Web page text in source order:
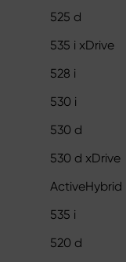
525 d
535 i xDrive
528 i
530 i
530 d
530 d xDrive
ActiveHybrid
535 i
520 d